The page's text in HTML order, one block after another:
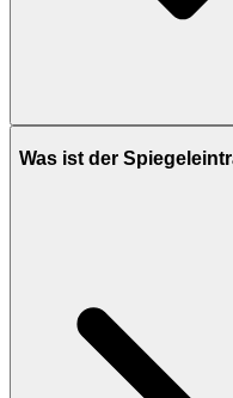
Was ist der